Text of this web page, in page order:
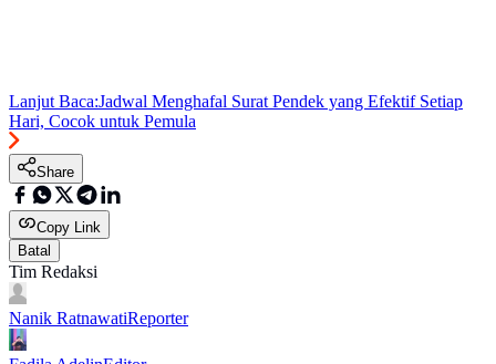
Lanjut Baca:Jadwal Menghafal Surat Pendek yang Efektif Setiap
Hari, Cocok untuk Pemula
Share
Copy Link
Batal
Tim Redaksi
Nanik RatnawatiReporter